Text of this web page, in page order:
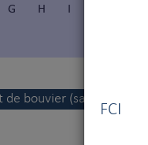
FCI
G H I
de bouvier (sauf chiens